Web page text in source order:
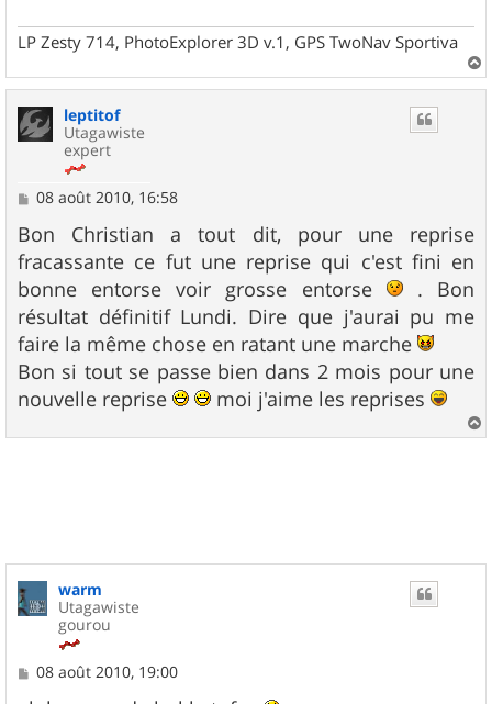
LP Zesty 714, PhotoExplorer 3D v.1, GPS TwoNav Sportiva
a
leptitof
Utagawiste
expert
M
s
s
a
g
e
08 août 2010, 16:58
Bon Christian a tout dit, pour une reprise
fracassante ce fut une reprise qui c'est fini en
bonne entorse voir grosse entorse
. Bon
résultat définitif Lundi. Dire que j'aurai pu me
faire la même chose en ratant une marche
Bon si tout se passe bien dans 2 mois pour une
nouvelle reprise
moi j'aime les reprises
a
warm
Utagawiste
gourou
M
08 août 2010, 19:00